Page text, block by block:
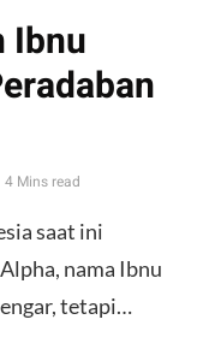
Ibnu
4 Mins read
saat ini
nama Ibnu
tetapi…